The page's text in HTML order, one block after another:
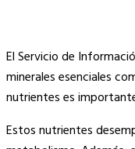
El Servicio de
minerales esenciales
nutrientes es
Estos nutrientes